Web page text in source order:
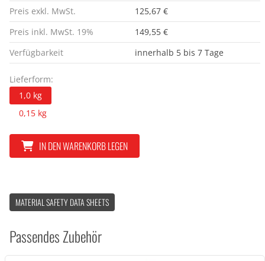
Preis exkl. MwSt.
125,67 €
Preis inkl. MwSt. 19%
149,55 €
Verfügbarkeit
innerhalb 5 bis 7 Tage
Lieferform:
1,0 kg
0,15 kg
IN DEN WARENKORB LEGEN
MATERIAL SAFETY DATA SHEETS
Passendes Zubehör